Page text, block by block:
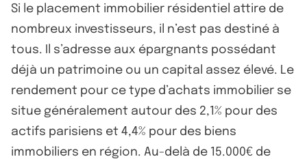
Si le placement immobilier résidentiel attire de
nombreux investisseurs, il n’est pas destiné à
tous. Il s’adresse aux épargnants possédant
déjà un patrimoine ou un capital assez élevé. Le
rendement pour ce type d’achats immobilier se
situe généralement autour des 2,1% pour des
actifs parisiens et 4,4% pour des biens
immobiliers en région. Au-delà de 15.000€ de